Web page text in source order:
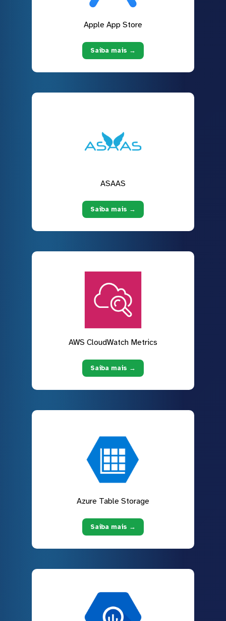
Apple App Store
Saiba mais →
ASAAS
Saiba mais →
AWS CloudWatch Metrics
Saiba mais →
Azure Table Storage
Saiba mais →